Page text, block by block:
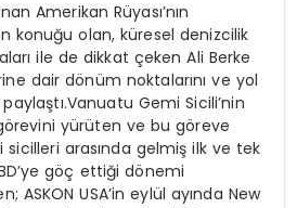
Amerikan Rüyası’nın
konuğu olan, küresel denizcilik
ile de dikkat çeken Ali Berke
dair dönüm noktalarını ve yol
Gemi Sicili’nin
görevini yürüten ve bu göreve
arasında gelmiş ilk ve tek
göç ettiği dönemi
ASKON USA’in eylül ayında New